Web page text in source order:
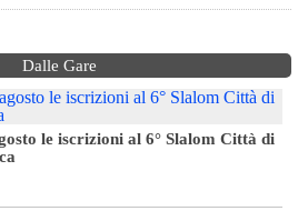
Dalle Gare
le iscrizioni al 6° Slalom Città di